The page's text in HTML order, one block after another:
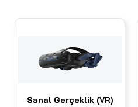
Sanal Gerçeklik (VR)